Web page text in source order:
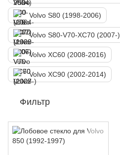
Volvo S80 (1998-2006)
Volvo S80-V70-XC70 (2007-)
Volvo XC60 (2008-2016)
Volvo XC90 (2002-2014)
Фильтр